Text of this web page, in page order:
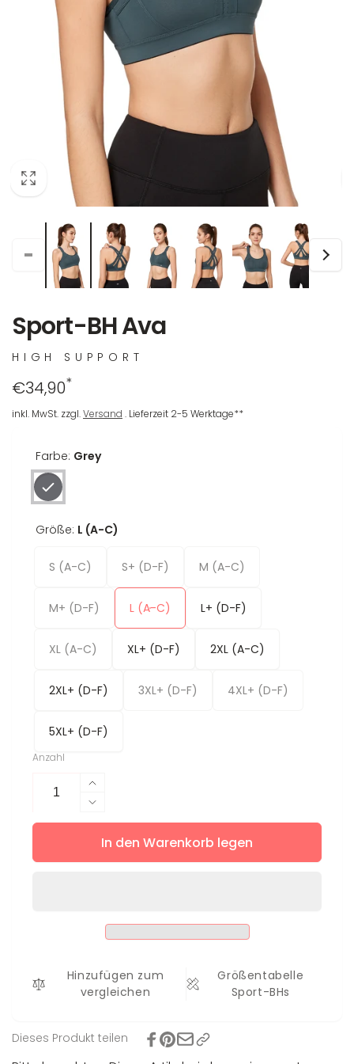
Sport-BH Ava
HIGH SUPPORT
Regulärer
Preis
€34,90*
inkl. MwSt. zzgl.Versand . Lieferzeit 2-5 Werktage**
Farbe: Grey
Größe: L (A-C)
S (A-C) S+ (D-F) M (A-C)
M+ (D-F) L (A-C) L+ (D-F)
XL (A-C) XL+ (D-F) 2XL (A-C)
2XL+ (D-F) 3XL+ (D-F) 4XL+ (D-F)
5XL+ (D-F)
Anzahl
Erhöhe
die
Menge
für
Verringere
die
Menge
für
In den Warenkorb legen
Hinzufügen zum
vergleichen
Größentabelle
Sport-BHs
Dieses Produkt teilen